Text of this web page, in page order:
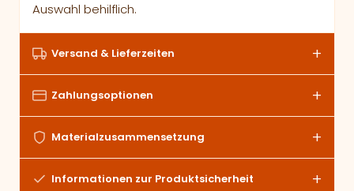
Auswahl behilflich.
Versand & Lieferzeiten
Zahlungsoptionen
Materialzusammensetzung
Informationen zur Produktsicherheit